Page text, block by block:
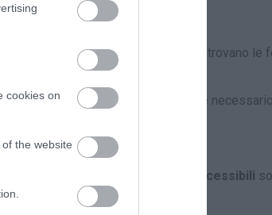
cookies on
the website
Assicurati di sapere dove si trovano le
posto a bordo. Potrebbe essere
La maggior parte degli
autobus accessibili